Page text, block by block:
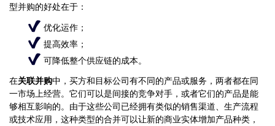
型并购的好处在于：
优化运作；
提高效率；
可降低整个供应链的成本。
在关联并购中，买方和目标公司有不同的产品或服务，两者都在同
一市场上经营。它们可以是间接的竞争对手，或者它们的产品是能
够相互影响的。由于这些公司已经拥有类似的销售渠道、生产流程
或技术应用，这种类型的合并可以让新的商业实体增加产品种类，